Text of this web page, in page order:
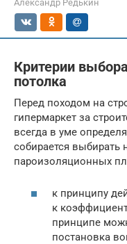
Александр Редькин
Критерии
потолка
Перед походом на
гипермаркет за
всегда в уме
собирается
пароизоляционных
к принципу
к
принципе
постановка